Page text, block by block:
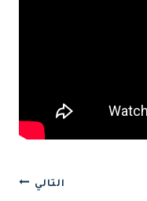
التالي